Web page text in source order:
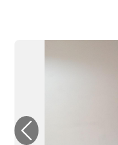
Previous